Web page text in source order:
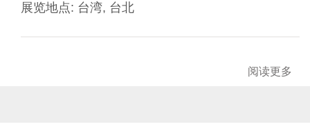
展览地点: 台湾, 台北
阅读更多